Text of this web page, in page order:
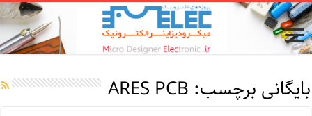
بایگانی برچسب: ARES PCB